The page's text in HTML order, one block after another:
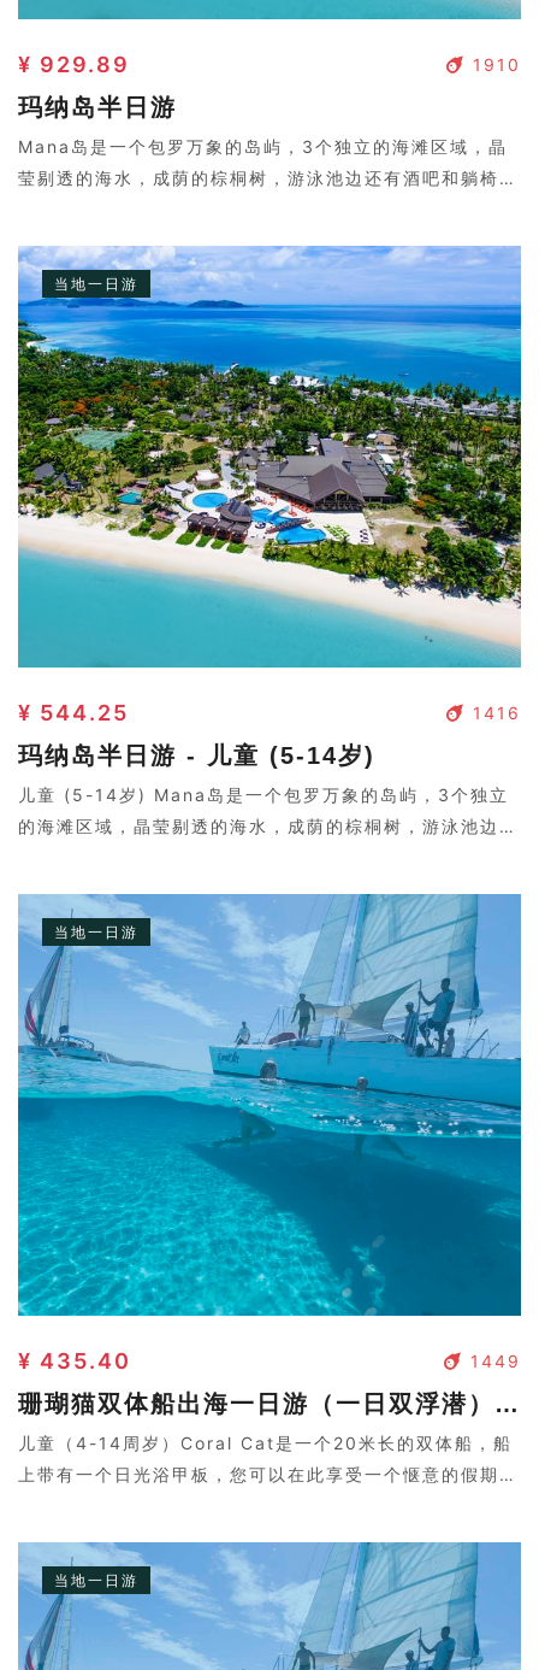
1910
¥ 929.89
玛纳岛半日游
Mana岛是一个包罗万象的岛屿，3个独立的海滩区域，晶
莹剔透的海水，成荫的棕桐树，游泳池边还有酒吧和躺椅，
滩，欣赏无人居住的岛屿或在日落海滩上沐日光浴
当地一日游
1416
¥ 544.25
玛纳岛半日游 - 儿童 (5-14岁)
儿童 (5-14岁) Mana岛是一个包罗万象的岛屿，3个独立
的海滩区域，晶莹剔透的海水，成荫的棕桐树，游泳池边还
光旖旎的北部海滩，欣赏无人居住的岛屿或在日落海滩上沐
日光浴
当地一日游
1449
¥ 435.40
珊瑚猫双体船出海一日游（一日双浮潜）- 儿童（4-14周岁）
儿童（4-14周岁）Coral Cat是一个20米长的双体船，船
上带有一个日光浴甲板，您可以在此享受一个惬意的假期。
当地一日游